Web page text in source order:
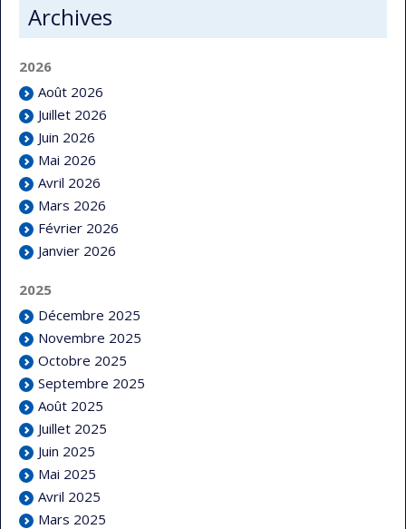
Archives
2026
Août 2026
Juillet 2026
Juin 2026
Mai 2026
Avril 2026
Mars 2026
Février 2026
Janvier 2026
2025
Décembre 2025
Novembre 2025
Octobre 2025
Septembre 2025
Août 2025
Juillet 2025
Juin 2025
Mai 2025
Avril 2025
Mars 2025